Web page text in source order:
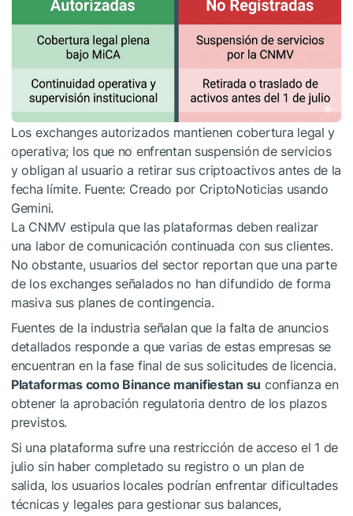
Los exchanges autorizados mantienen cobertura legal y
operativa; los que no enfrentan suspensión de servicios
y obligan al usuario a retirar sus criptoactivos antes de la
fecha límite. Fuente: Creado por CriptoNoticias usando
Gemini.
La CNMV estipula que las plataformas deben realizar
una labor de comunicación continuada con sus clientes.
No obstante, usuarios del sector reportan que una parte
de los exchanges señalados no han difundido de forma
masiva sus planes de contingencia.
Fuentes de la industria señalan que la falta de anuncios
detallados responde a que varias de estas empresas se
encuentran en la fase final de sus solicitudes de licencia.
Plataformas como Binance manifiestan su confianza en
obtener la aprobación regulatoria dentro de los plazos
previstos.
Si una plataforma sufre una restricción de acceso el 1 de
julio sin haber completado su registro o un plan de
salida, los usuarios locales podrían enfrentar dificultades
técnicas y legales para gestionar sus balances,